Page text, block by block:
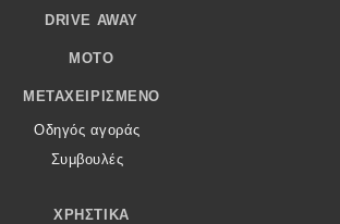
DRIVE AWAY
MOTO
ΜΕΤΑΧΕΙΡΙΣΜΈΝΟ
Οδηγός αγοράς
Συμβουλές
ΧΡΗΣΤΙΚΆ